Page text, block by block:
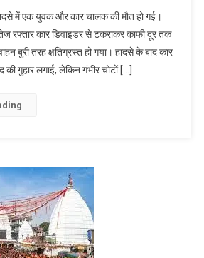
सड़क
हादसे
में
युवक
में एक युवक और कार चालक की मौत हो गई।
रफ्तार कार डिवाइडर से टकराकर काफी दूर तक
बुरी तरह क्षतिग्रस्त हो गया। हादसे के बाद कार
गुहार लगाई, लेकिन गंभीर चोटों […]